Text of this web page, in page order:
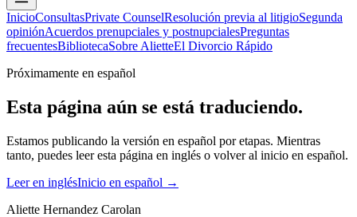
InicioConsultasPrivate CounselResolución previa al litigioSegunda
opiniónAcuerdos prenupciales y postnupcialesPreguntas
frecuentesBibliotecaSobre AlietteEl Divorcio Rápido
Próximamente en español
Esta página aún se está traduciendo.
Estamos publicando la versión en español por etapas. Mientras
tanto, puedes leer esta página en inglés o volver al inicio en español.
Leer en inglésInicio en español →
Aliette Hernandez Carolan